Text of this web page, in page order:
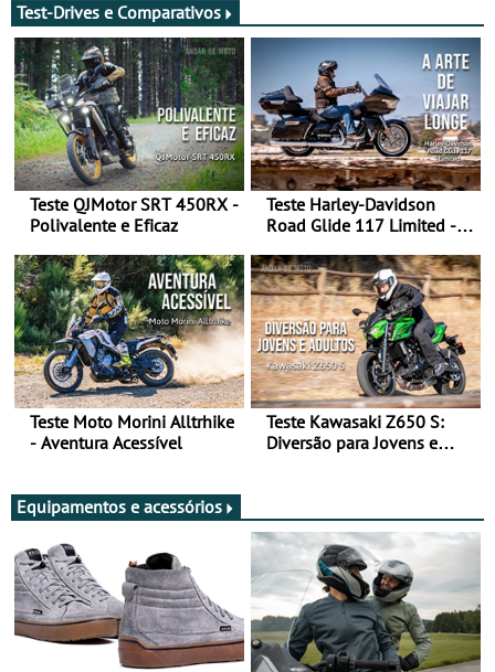
Test-Drives e Comparativos
Teste QJMotor SRT 450RX -
Polivalente e Eficaz
Teste Harley-Davidson
Road Glide 117 Limited - A
Teste Moto Morini Alltrhike
- Aventura Acessível
Teste Kawasaki Z650 S:
Diversão para Jovens e
Equipamentos e acessórios